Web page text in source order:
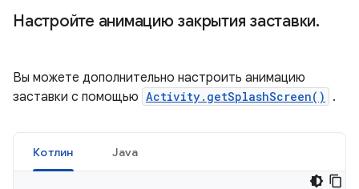
Настройте анимацию закрытия заставки.
Вы можете дополнительно настроить анимацию
заставки с помощью Activity.getSplashScreen() .
Котлин Java